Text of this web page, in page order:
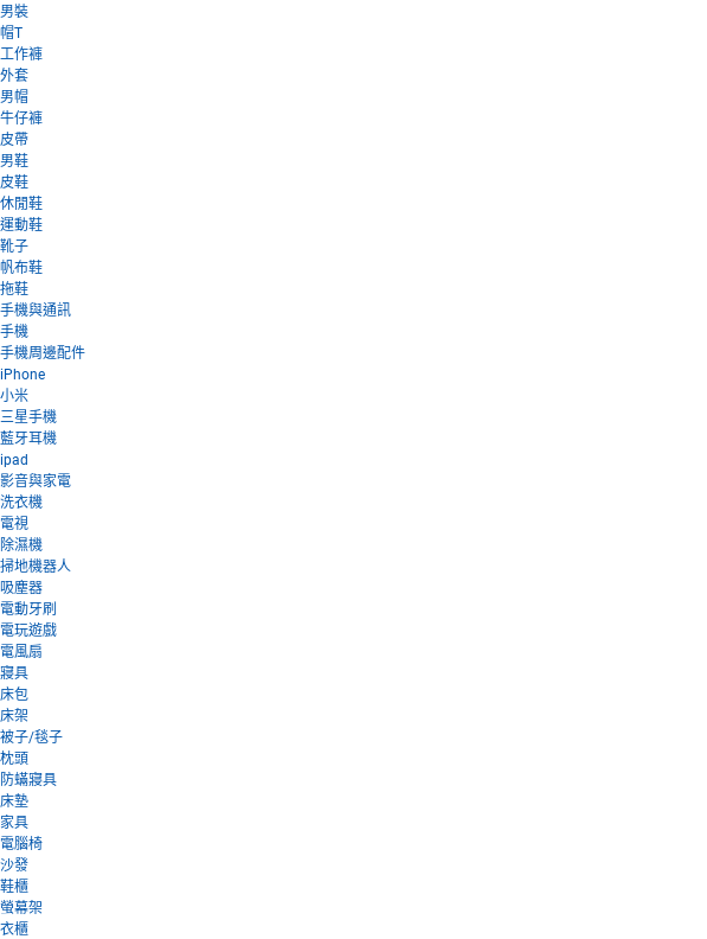
男裝
帽T
工作褲
外套
男帽
牛仔褲
皮帶
男鞋
皮鞋
休閒鞋
運動鞋
靴子
帆布鞋
拖鞋
手機與通訊
手機
手機周邊配件
iPhone
小米
三星手機
藍牙耳機
ipad
影音與家電
洗衣機
電視
除濕機
掃地機器人
吸塵器
電動牙刷
電玩遊戲
電風扇
寢具
床包
床架
被子/毯子
枕頭
防蟎寢具
床墊
家具
電腦椅
沙發
鞋櫃
螢幕架
衣櫃